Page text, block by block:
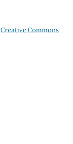
Creative Commons